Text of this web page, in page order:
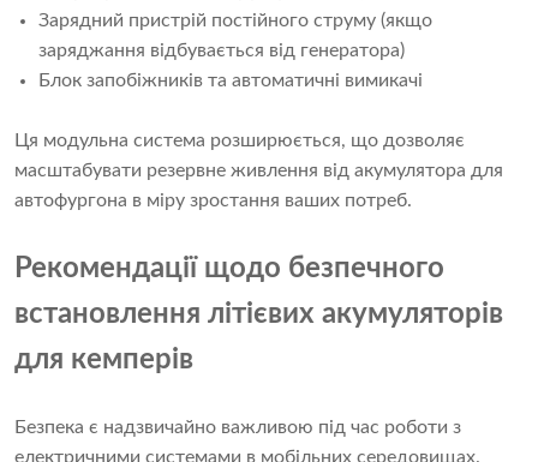
Зарядний пристрій постійного струму (якщо
заряджання відбувається від генератора)
Блок запобіжників та автоматичні вимикачі
Ця модульна система розширюється, що дозволяє
масштабувати резервне живлення від акумулятора для
автофургона в міру зростання ваших потреб.
Рекомендації щодо безпечного
встановлення літієвих акумуляторів
для кемперів
Безпека є надзвичайно важливою під час роботи з
електричними системами в мобільних середовищах.